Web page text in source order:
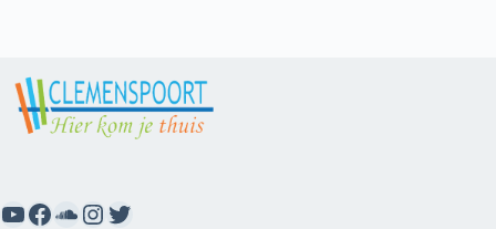
YouTube
Facebook
SoundCloud
Instagram
Twitter